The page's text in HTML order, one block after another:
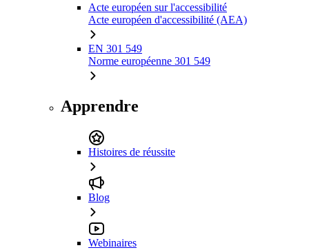
Acte européen sur l'accessibilité
Acte européen d'accessibilité (AEA)
EN 301 549
Norme européenne 301 549
Apprendre
Histoires de réussite
Blog
Webinaires